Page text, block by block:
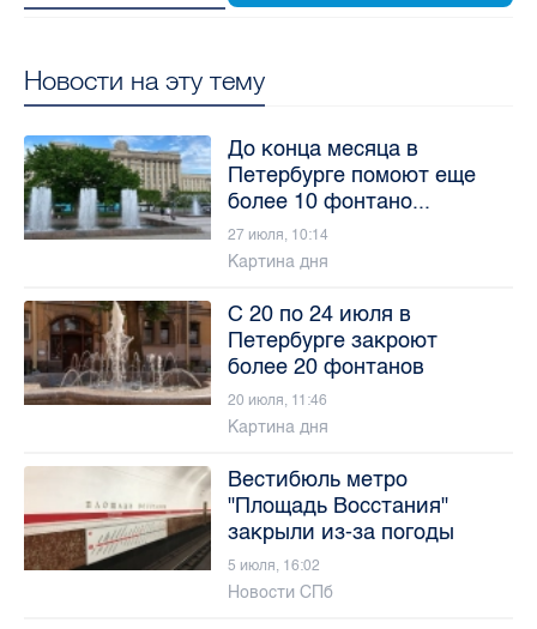
Новости на эту тему
До конца месяца в
Петербурге помоют еще
более 10 фонтано...
27 июля, 10:14
Картина дня
С 20 по 24 июля в
Петербурге закроют
более 20 фонтанов
20 июля, 11:46
Картина дня
Вестибюль метро
"Площадь Восстания"
закрыли из-за погоды
5 июля, 16:02
Новости СПб